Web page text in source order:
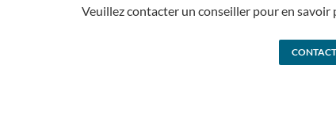
Veuillez contacter un conseiller pour en